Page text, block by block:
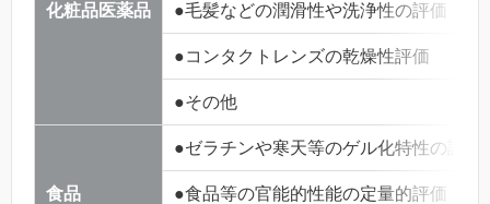
化粧品医薬品 ●毛髪などの潤滑性や洗浄性の評価
●コンタクトレンズの乾燥性評価
●その他
食品
●ゼラチンや寒天等のゲル化特性の評価
●食品等の官能的性能の定量的評価